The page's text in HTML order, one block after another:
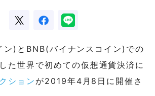
ン)とBNB(バイナンスコイン)での
た世界で初めての仮想通貨決済に
ション が2019年4月8日に開催さ